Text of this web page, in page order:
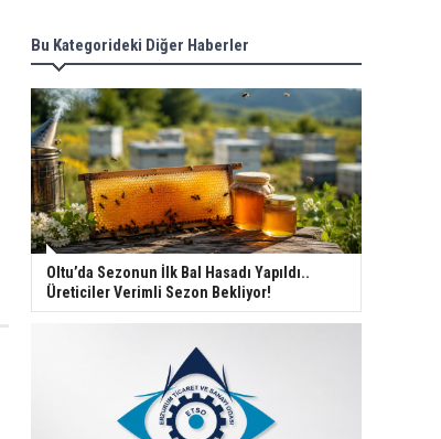
Bu Kategorideki Diğer Haberler
Oltu’da Sezonun İlk Bal Hasadı Yapıldı..
Üreticiler Verimli Sezon Bekliyor!